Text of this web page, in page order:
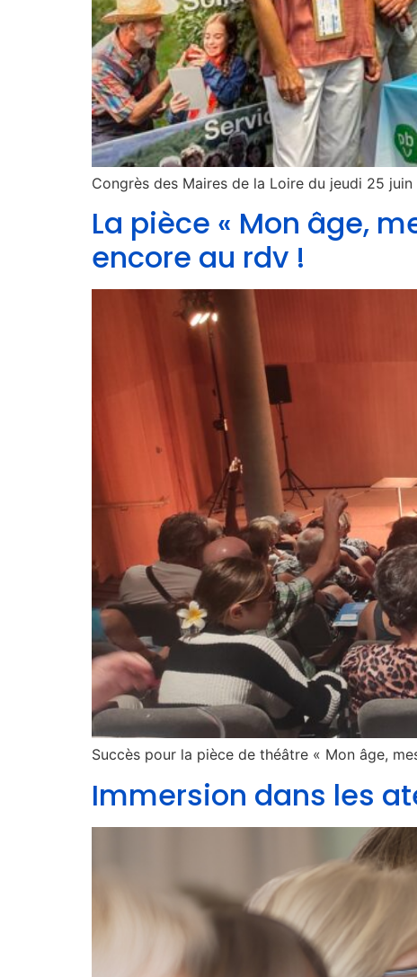
Congrès des Maires de la Loire du jeudi 25
La pièce « Mon âge,
encore au rdv !
Succès pour la pièce de théâtre « Mon âge,
Immersion dans les